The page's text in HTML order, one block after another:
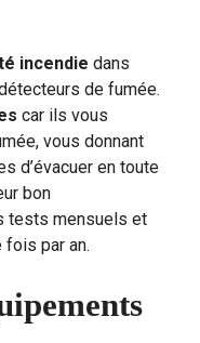
incendie dans
de fumée.
car ils vous
vous donnant
d’évacuer en toute
bon
tests mensuels et
par an.